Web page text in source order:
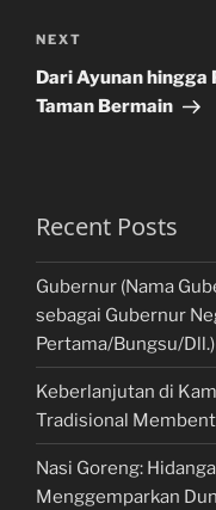
Next
Post
NEXT
Dari Ayunan hingga
Taman Bermain
Recent Posts
Gubernur (Nama
sebagai Gubernur
Pertama/Bungsu/Dll.)
Keberlanjutan di
Tradisional
Nasi Goreng:
Menggemparkan